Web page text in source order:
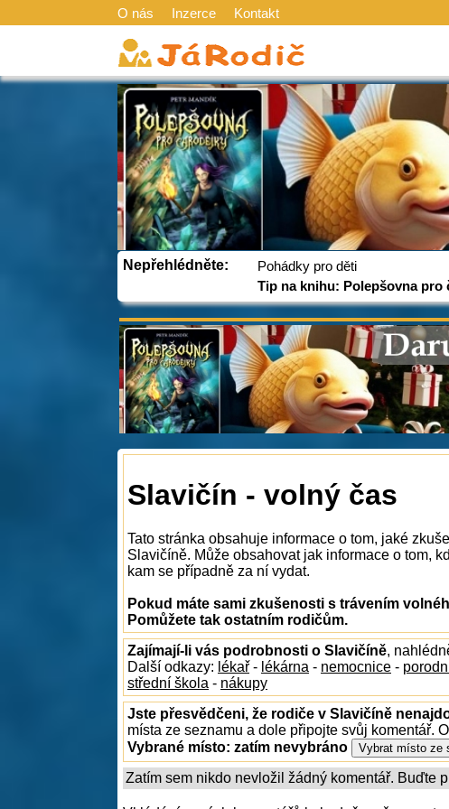
O nás Inzerce Kontakt
Nepřehlédněte:
Pohádky pro děti
Tip na knihu: Polepšovna pro
Slavičín - volný čas
Tato stránka obsahuje informace o tom, jaké
Slavičíně. Může obsahovat jak informace o tom,
kam se případně za ní vydat.
Pokud máte sami zkušenosti s trávením
Pomůžete tak ostatním rodičům.
Zajímají-li vás podrobnosti o Slavičíně,
Další odkazy: lékař - lékárna - nemocnice -
střední škola - nákupy
Jste přesvědčeni, že rodiče v Slavičíně
místa ze seznamu a dole připojte svůj komentář.
Vybrané místo: zatím nevybráno
Zatím sem nikdo nevložil žádný komentář. Buďte